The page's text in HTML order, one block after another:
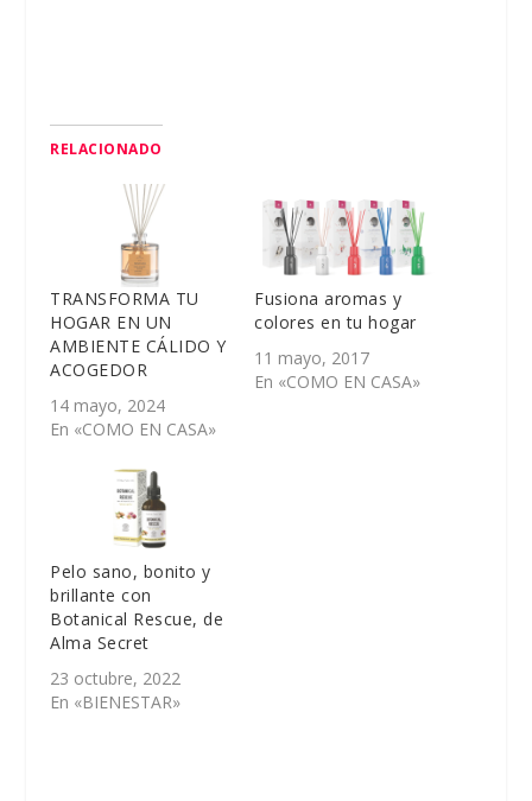
RELACIONADO
TRANSFORMA TU
HOGAR EN UN
AMBIENTE CÁLIDO Y
ACOGEDOR
14 mayo, 2024
En «COMO EN CASA»
Fusiona aromas y
colores en tu hogar
11 mayo, 2017
En «COMO EN CASA»
Pelo sano, bonito y
brillante con
Botanical Rescue, de
Alma Secret
23 octubre, 2022
En «BIENESTAR»